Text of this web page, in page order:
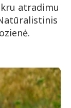
atradimu